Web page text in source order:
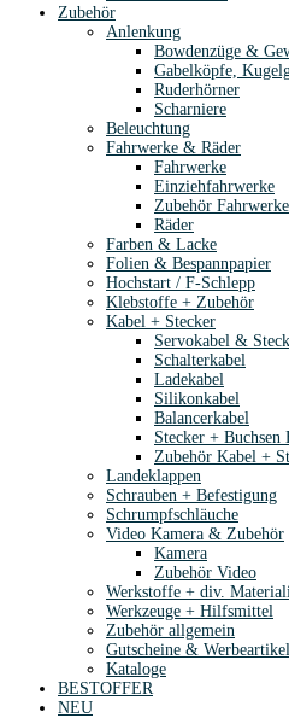
Zubehör
Anlenkung
Bowdenzüge &
Gabelköpfe,
Ruderhörner
Scharniere
Beleuchtung
Fahrwerke & Räder
Fahrwerke
Einziehfahrwerke
Zubehör
Räder
Farben & Lacke
Folien & Bespannpapier
Hochstart / F-Schlepp
Klebstoffe + Zubehör
Kabel + Stecker
Servokabel &
Schalterkabel
Ladekabel
Silikonkabel
Balancerkabel
Stecker + Buchsen
Zubehör Kabel +
Landeklappen
Schrauben + Befestigung
Schrumpfschläuche
Video Kamera & Zubehör
Kamera
Zubehör Video
Werkstoffe + div.
Werkzeuge + Hilfsmittel
Zubehör allgemein
Gutscheine & Werbeartikel
Kataloge
BESTOFFER
NEU